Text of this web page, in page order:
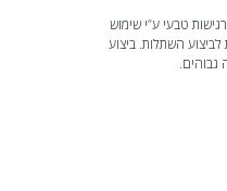
טבעי ע”י שימוש
השתלות. ביצוע
גבוהים.